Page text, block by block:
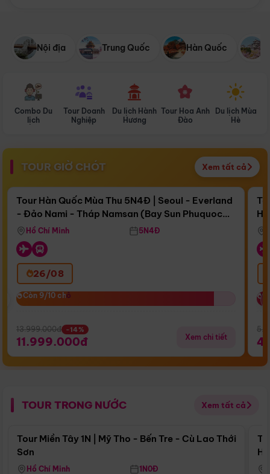
Nội địa Trung Quốc Hàn Quốc
Combo Du
lịch
Tour Doanh
Nghiệp
Du lịch Hành
Hương
Tour Hoa Anh
Đào
Du lịch Mùa
Hè
TOUR GIỜ CHÓT Xem tất cả
Còn17 ngày 13:59:01
Bay Sun Phuquoc Airways
Điểm nổi bật
Tour Hàn Quốc Mùa Thu 5N4Đ | Seoul - Everland
- Đảo Nami - Tháp Namsan (Bay Sun Phuquoc
Airways)
Hồ Chí Minh 5N4Đ
26/08
Còn 9/10 chỗ
Còn 9/10 chỗ
13.999.000đ -14%
11.999.000đ Xem chi tiết
TOUR TRONG NƯỚC Xem tất cả
Điểm nổi bật
Tour Miền Tây 1N | Mỹ Tho - Bến Tre - Cù Lao Thới
Sơn
Hồ Chí Minh 1N0Đ